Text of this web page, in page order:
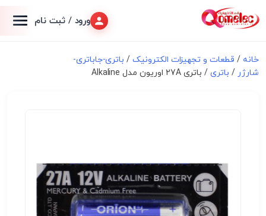
ورود / ثبت نام
خانه / قطعات و تجهیزات الکترونیک/ باتری-جاباتری-
شارژر / باتری/ باتری 27A اوریون مدل Alkaline